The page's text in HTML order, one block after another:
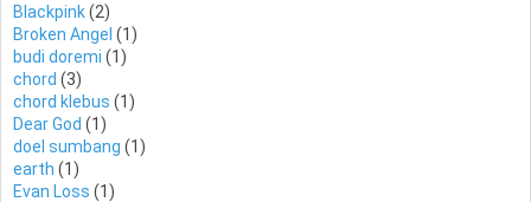
Blackpink(2)
Broken Angel (1)
budi doremi (1)
chord (3)
chord klebus (1)
Dear God (1)
doel sumbang (1)
earth (1)
Evan Loss (1)